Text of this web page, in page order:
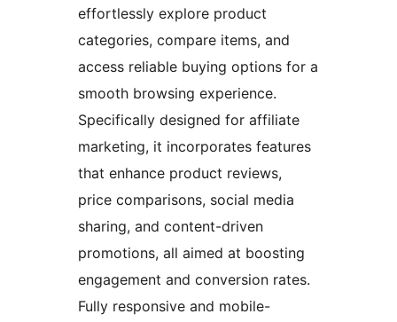
effortlessly explore product
categories, compare items, and
access reliable buying options for a
smooth browsing experience.
Specifically designed for affiliate
marketing, it incorporates features
that enhance product reviews,
price comparisons, social media
sharing, and content-driven
promotions, all aimed at boosting
engagement and conversion rates.
Fully responsive and mobile-